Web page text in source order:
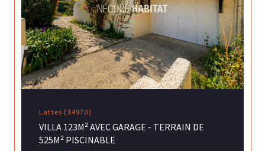
Lattes (34970)
VILLA 123M² AVEC GARAGE - TERRAIN DE
525M² PISCINABLE